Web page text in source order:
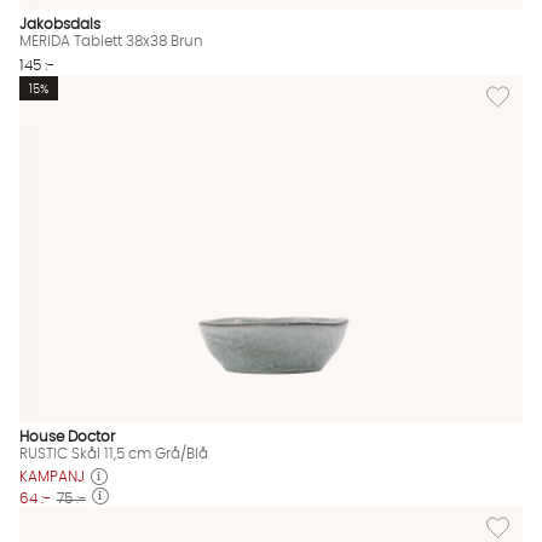
Jakobsdals
MERIDA Tablett 38x38 Brun
145 :-
Lägg till
15%
House Doctor
RUSTIC Skål 11,5 cm Grå/Blå
KAMPANJ
64 :- 75 :-
Lägg